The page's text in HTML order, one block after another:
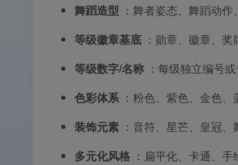
舞蹈造型 ：舞者姿态、舞蹈动
等级徽章基底 ：勋章、徽章、
等级数字/名称 ：每级独立编号
色彩体系 ：粉色、紫色、金色
装饰元素 ：音符、星芒、皇冠
多元化风格 ：扁平化、卡通、